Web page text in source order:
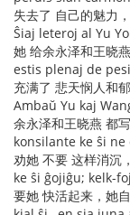
失去了 自己的魅力
Ŝiaj leteroj al Yu
她 给余永泽和王晓
estis plenaj de
充满了 悲天悯人和
Ambaŭ Yu kaj
余永泽和王晓燕 都
konsilante ke ŝi
劝她 不要 这样消沉
ke ŝi ĝojiĝu; kelk-
要她 快活起来，她